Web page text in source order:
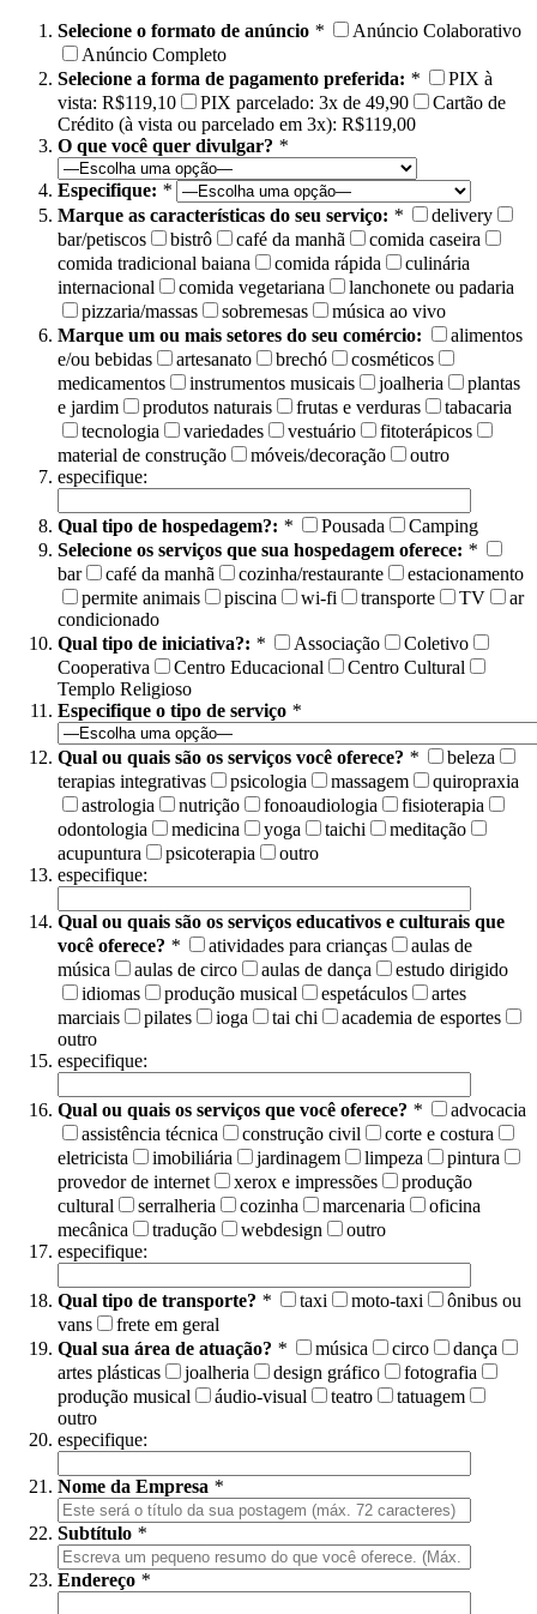
Selecione o formato de anúncio *
Anúncio Colaborativo
Anúncio Completo
Selecione a forma de pagamento preferida: *
PIX à
vista: R$119,10
PIX parcelado: 3x de 49,90
Cartão de
Crédito (à vista ou parcelado em 3x): R$119,00
O que você quer divulgar? *
Especifique: *
Marque as características do seu serviço: *
delivery
bar/petiscos
bistrô café da manhã
comida caseira
comida tradicional baiana
comida rápida
culinária
internacional
comida vegetariana
lanchonete ou padaria
pizzaria/massas
sobremesas
música ao vivo
Marque um ou mais setores do seu comércio:
alimentos
e/ou bebidas
artesanato brechó
cosméticos
medicamentos
instrumentos musicais joalheria
plantas
e jardim
produtos naturais frutas e verduras
tabacaria
tecnologia
variedades vestuário
fitoterápicos
material de construção
móveis/decoração
outro
especifique:
Qual tipo de hospedagem?: * Pousada
Camping
Selecione os serviços que sua hospedagem oferece: *
bar
café da manhã cozinha/restaurante
estacionamento
permite animais
piscina wi-fi transporte TV
ar
condicionado
Qual tipo de iniciativa?: * Associação
Coletivo
Cooperativa
Centro Educacional
Centro Cultural
Templo Religioso
Especifique o tipo de serviço *
Qual ou quais são os serviços você oferece? *
beleza
terapias integrativas
psicologia massagem
quiropraxia
astrologia
nutrição fonoaudiologia
fisioterapia
odontologia
medicina yoga taichi
meditação
acupuntura
psicoterapia
outro
especifique:
Qual ou quais são os serviços educativos e culturais que
você oferece? * atividades para crianças
aulas de
música
aulas de circo aulas de dança
estudo dirigido
idiomas
produção musical espetáculos
artes
marciais
pilates ioga tai chi
academia de esportes
outro
especifique:
Qual ou quais os serviços que você oferece? *
advocacia
assistência técnica
construção civil
corte e costura
eletricista
imobiliária jardinagem limpeza
pintura
provedor de internet
xerox e impressões
produção
cultural
serralheria cozinha marcenaria
oficina
mecânica
tradução webdesign
outro
especifique:
Qual tipo de transporte? * taxi moto-taxi
ônibus ou
vans
frete em geral
Qual sua área de atuação? * música circo
dança
artes plásticas
joalheria design gráfico
fotografia
produção musical
áudio-visual teatro
tatuagem
outro
especifique:
Nome da Empresa *
Subtítulo *
Endereço *